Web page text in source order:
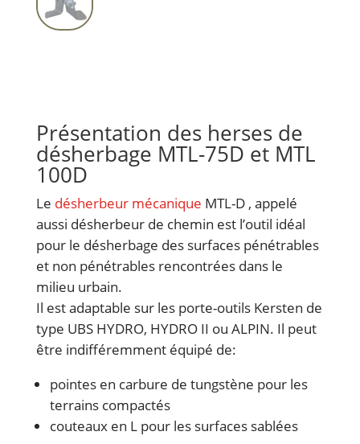
Présentation des herses de
désherbage MTL-75D et MTL
100D
Le désherbeur mécanique MTL-D , appelé
aussi désherbeur de chemin est l’outil idéal
pour le désherbage des surfaces pénétrables
et non pénétrables rencontrées dans le
milieu urbain.
Il est adaptable sur les porte-outils Kersten de
type UBS HYDRO, HYDRO II ou ALPIN. Il peut
être indifféremment équipé de:
pointes en carbure de tungstène pour les
terrains compactés
couteaux en L pour les surfaces sablées